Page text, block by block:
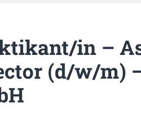
in –
(d/w/m)